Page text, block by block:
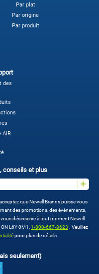
Par plat
Par origine
Par produit
des
AIR
conseils et plus
que Newell Brands puisse vous
des promotions, des événements,
désinscrire à tout moment Newell
L6Y 0M1, 1-800-667-8623
. Veuillez
pour plus de détails.
seulement)